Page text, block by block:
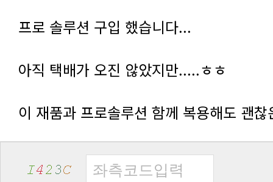
프로 솔루션 구입 했습니다...
아직 택배가 오진 않았지만.....ㅎㅎ
이 재품과 프로솔루션 함께 복용해도 괜찮